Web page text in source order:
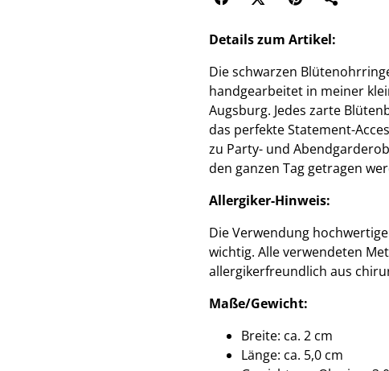
Details zum Artikel:
Die schwarzen
handgearbeitet in meiner
Augsburg. Jedes zarte
das perfekte Statement-
zu Party- und
den ganzen Tag getragen
Allergiker-Hinweis:
Die Verwendung
wichtig. Alle verwendeten
allergikerfreundlich aus
Maße/Gewicht:
Breite: ca. 2 cm
Länge: ca. 5,0 cm